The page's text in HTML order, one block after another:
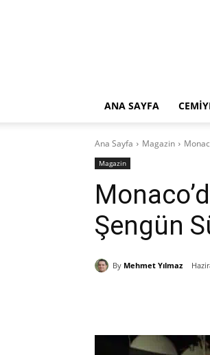
ANA SAYFA
Ana Sayfa Magazin
Magazin
Şengün
By Mehmet Yılmaz